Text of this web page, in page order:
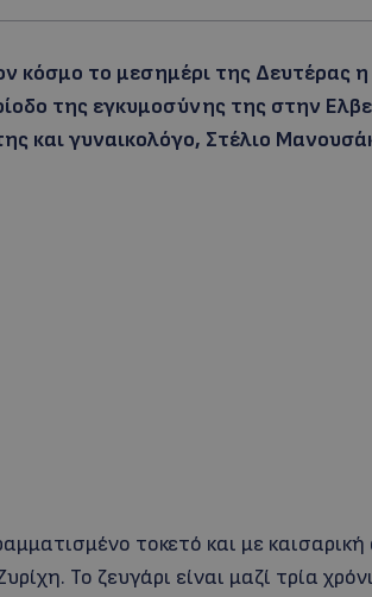
κόσμο το μεσημέρι της Δευτέρας
της εγκυμοσύνης της στην
και γυναικολόγο, Στέλιο
τοκετό και με καισαρική
Το ζευγάρι είναι μαζί τρία